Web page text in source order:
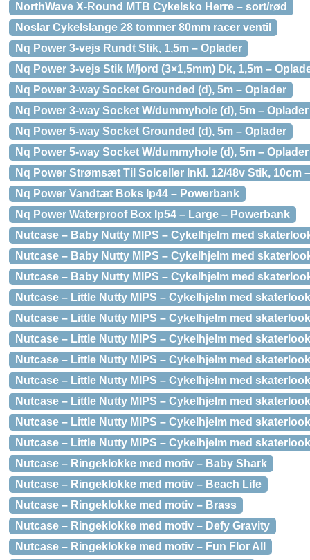
NorthWave X-Round MTB Cykelsko Herre – sort/rød
Noslar Cykelslange 28 tommer 80mm racer ventil
Nq Power 3-vejs Rundt Stik, 1,5m – Oplader
Nq Power 3-vejs Stik M/jord (3×1,5mm) Dk, 1,5m –
Nq Power 3-way Socket Grounded (d), 5m – Oplader
Nq Power 3-way Socket W/dummyhole (d), 5m – Oplader
Nq Power 5-way Socket Grounded (d), 5m – Oplader
Nq Power 5-way Socket W/dummyhole (d), 5m – Oplader
Nq Power Strømsæt Til Solceller Inkl. 12/48v Stik, 10cm
Nq Power Vandtæt Boks Ip44 – Powerbank
Nq Power Waterproof Box Ip54 – Large – Powerbank
Nutcase – Baby Nutty MIPS – Cykelhjelm med
Nutcase – Baby Nutty MIPS – Cykelhjelm med
Nutcase – Baby Nutty MIPS – Cykelhjelm med
Nutcase – Little Nutty MIPS – Cykelhjelm med
Nutcase – Little Nutty MIPS – Cykelhjelm med
Nutcase – Little Nutty MIPS – Cykelhjelm med
Nutcase – Little Nutty MIPS – Cykelhjelm med
Nutcase – Little Nutty MIPS – Cykelhjelm med
Nutcase – Little Nutty MIPS – Cykelhjelm med
Nutcase – Little Nutty MIPS – Cykelhjelm med
Nutcase – Little Nutty MIPS – Cykelhjelm med
Nutcase – Ringeklokke med motiv – Baby Shark
Nutcase – Ringeklokke med motiv – Beach Life
Nutcase – Ringeklokke med motiv – Brass
Nutcase – Ringeklokke med motiv – Defy Gravity
Nutcase – Ringeklokke med motiv – Fun Flor All